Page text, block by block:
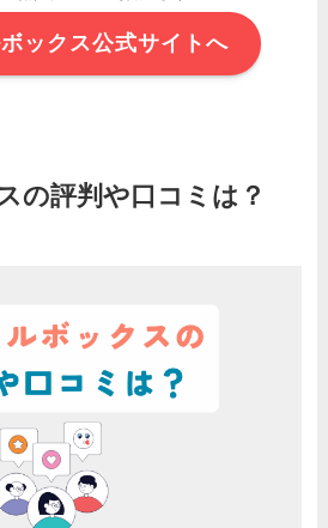
ックス公式サイトへ
の評判や口コミは？